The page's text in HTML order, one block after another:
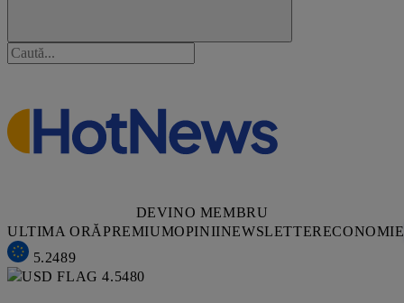
DEVINO MEMBRU
ULTIMA ORĂPREMIUMOPINIINEWSLETTERECONOMIE
5.2489
4.5480